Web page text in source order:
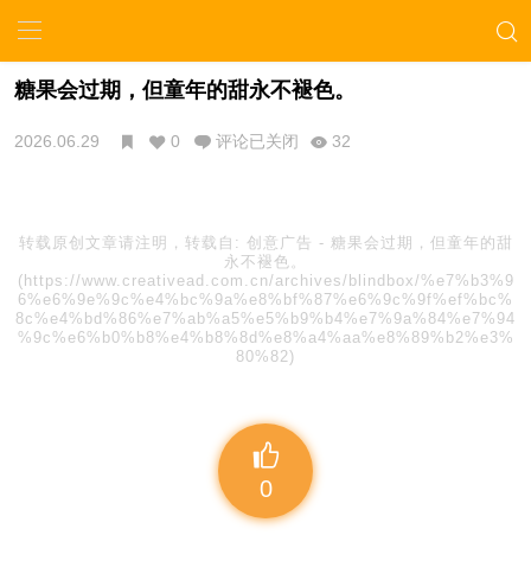
糖果会过期，但童年的甜永不褪色。
2026.06.29 0 评论已关闭 32
转载原创文章请注明，转载自: 创意广告 - 糖果会过期，但童年的甜
永不褪色。
(https://www.creativead.com.cn/archives/blindbox/%e7%b3%9
6%e6%9e%9c%e4%bc%9a%e8%bf%87%e6%9c%9f%ef%bc%
8c%e4%bd%86%e7%ab%a5%e5%b9%b4%e7%9a%84%e7%94
%9c%e6%b0%b8%e4%b8%8d%e8%a4%aa%e8%89%b2%e3%
80%82)
0